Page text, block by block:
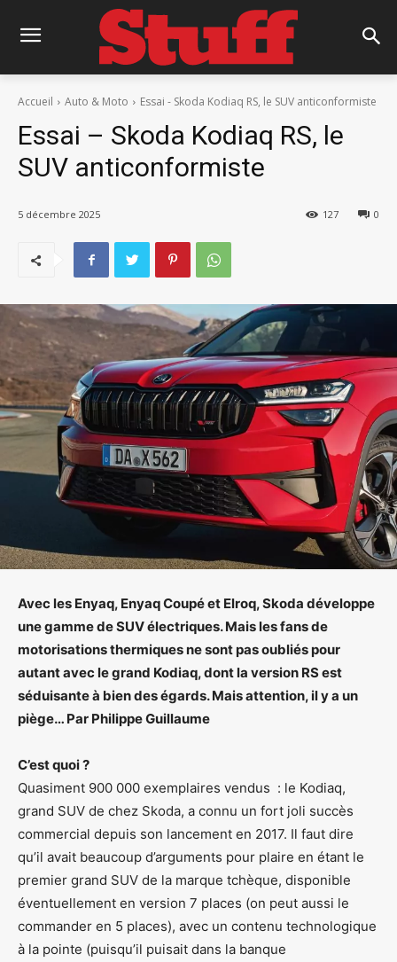
Accueil Auto & Moto Essai - Skoda Kodiaq RS, le SUV anticonformiste
Essai – Skoda Kodiaq RS, le
SUV anticonformiste
5 décembre 2025 0
127
Avec les Enyaq, Enyaq Coupé et Elroq, Skoda développe
une gamme de SUV électriques. Mais les fans de
motorisations thermiques ne sont pas oubliés pour
autant avec le grand Kodiaq, dont la version RS est
séduisante à bien des égards. Mais attention, il y a un
piège… Par Philippe Guillaume
C’est quoi ?
Quasiment 900 000 exemplaires vendus : le Kodiaq,
grand SUV de chez Skoda, a connu un fort joli succès
commercial depuis son lancement en 2017. Il faut dire
qu’il avait beaucoup d’arguments pour plaire en étant le
premier grand SUV de la marque tchèque, disponible
éventuellement en version 7 places (on peut aussi le
commander en 5 places), avec un contenu technologique
à la pointe (puisqu’il puisait dans la banque